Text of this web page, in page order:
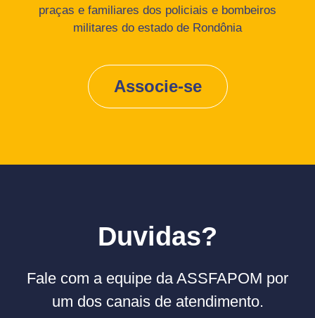
praças e familiares dos policiais e bombeiros
militares do estado de Rondônia
Associe-se
Duvidas?
Fale com a equipe da ASSFAPOM por
um dos canais de atendimento.